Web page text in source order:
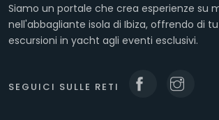
Siamo un portale che crea esperienze su
nell'abbagliante isola di Ibiza, offrendo di
escursioni in yacht agli eventi esclusivi.
SEGUICI SULLE RETI